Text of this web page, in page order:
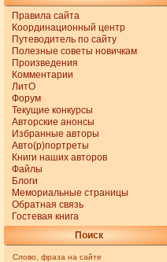
Правила сайта
Координационный центр
Путеводитель по сайту
Полезные советы новичкам
Произведения
Комментарии
ЛитО
Форум
Текущие конкурсы
Авторские анонсы
Избранные авторы
Авто(р)портреты
Книги наших авторов
Файлы
Блоги
Мемориальные страницы
Обратная связь
Гостевая книга
Поиск
Слово, фраза на сайте